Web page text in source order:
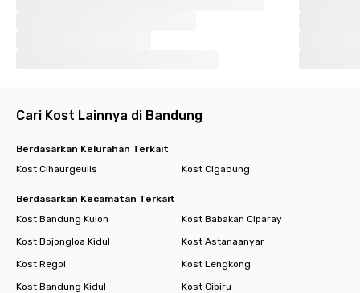
Cari Kost Lainnya di Bandung
Berdasarkan Kelurahan Terkait
Kost Cihaurgeulis
Kost Cigadung
Berdasarkan Kecamatan Terkait
Kost Bandung Kulon
Kost Babakan Ciparay
Kost Bojongloa Kidul
Kost Astanaanyar
Kost Regol
Kost Lengkong
Kost Bandung Kidul
Kost Cibiru